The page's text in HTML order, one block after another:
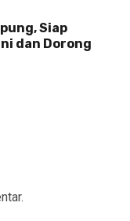
Siap
dan Dorong